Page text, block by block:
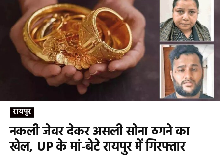
रायपुर
नकली जेवर देकर असली सोना ठगने का
खेल, UP के मां-बेटे रायपुर में गिरफ्तार